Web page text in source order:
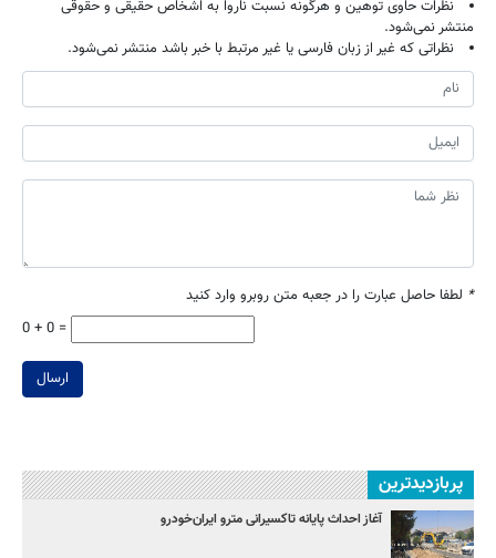
نظرات حاوی توهین و هرگونه نسبت ناروا به اشخاص حقیقی و حقوقی
منتشر نمی‌شود.
نظراتی که غیر از زبان فارسی یا غیر مرتبط با خبر باشد منتشر نمی‌شود.
* لطفا حاصل عبارت را در جعبه متن روبرو وارد کنید
0 + 0 =
ارسال
پربازدیدترین
آغاز احداث پایانه تاکسیرانی مترو ایران‌خودرو